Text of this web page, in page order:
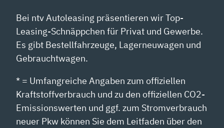
Bei ntv Autoleasing präsentieren wir Top-
Leasing-Schnäppchen für Privat und Gewerbe.
Es gibt Bestellfahrzeuge, Lagerneuwagen und
Gebrauchtwagen.
* = Umfangreiche Angaben zum offiziellen
Kraftstoffverbrauch und zu den offiziellen CO2-
Emissionswerten und ggf. zum Stromverbrauch
neuer Pkw können Sie dem Leitfaden über den